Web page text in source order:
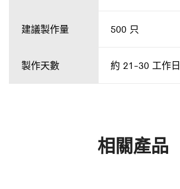
建議製作量 500 只
製作天數 約 21-30 工作日
相關產品